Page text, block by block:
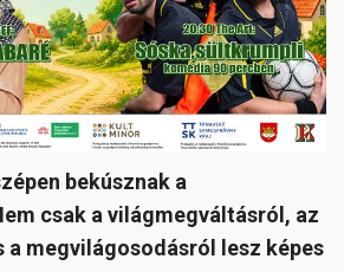
bekúsznak a
csak a világmegváltásról, az
a megvilágosodásról lesz képes